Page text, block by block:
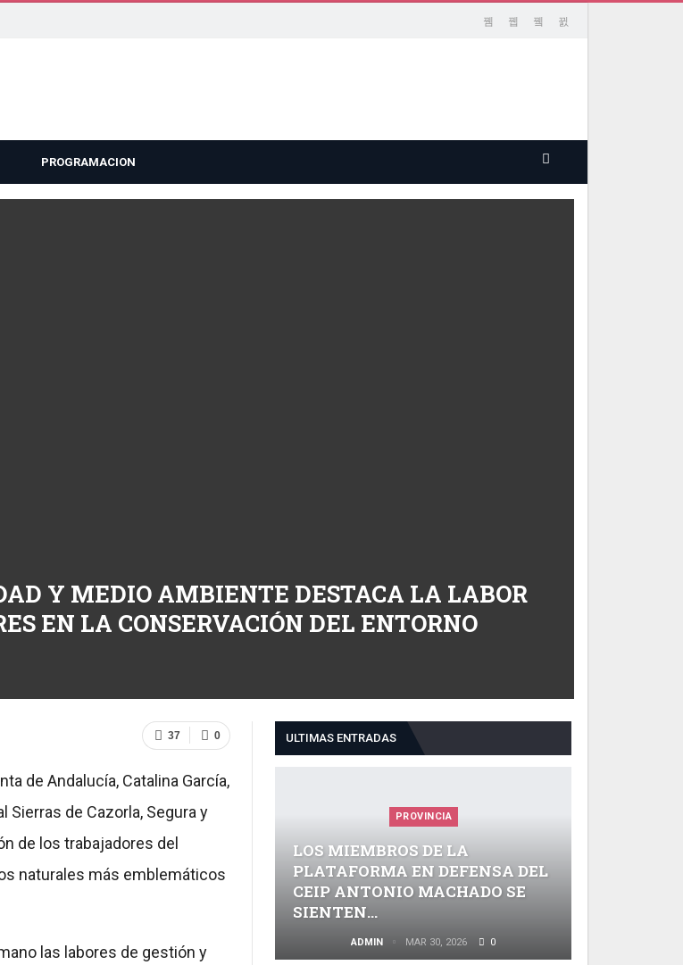
PROGRAMACION
Y MEDIO AMBIENTE DESTACA LA LABOR
EN LA CONSERVACIÓN DEL ENTORNO
0
37
de Andalucía, Catalina García,
Sierras de Cazorla, Segura y
de los trabajadores del
naturales más emblemáticos
las labores de gestión y
ULTIMAS ENTRADAS
PROVINCIA
LOS MIEMBROS DE LA
PLATAFORMA EN DEFENSA DEL
CEIP ANTONIO MACHADO SE
SIENTEN…
ADMIN MAR 30, 2026 0